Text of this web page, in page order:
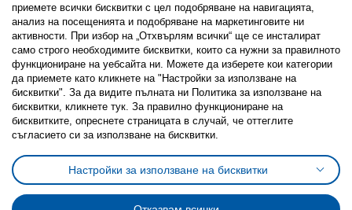
Последвайте ни:
FacebookTwitterYoutubePinterestInstagram
Политика за използване на бисквитки (Cookies)
Избор на настройки за използване на бисквитки
Условия за ползване на ikea.bgОбща политика за личните данни
Политика за защита на личните данни на ikea.bg
Общи условия на програма IKEA Family
приемете всички бисквитки с цел подобряване на навигацията,
анализ на посещенията и подобряване на маркетинговите ни
активности. При избор на „Отхвърлям всички“ ще се инсталират
само строго необходимитe бисквитки, които са нужни за правилното
функциониране на уебсайта ни. Можете да изберете кои категории
да приемете като кликнете на "Настройки за използване на
бисквитки". За да видите пълната ни Политика за използване на
бисквитки, кликнете тук. За правилно функциониране на
бисквитките, опреснете страницата в случай, че оттеглите
съгласието си за използване на бисквитки.
Настройки за използване на бисквитки